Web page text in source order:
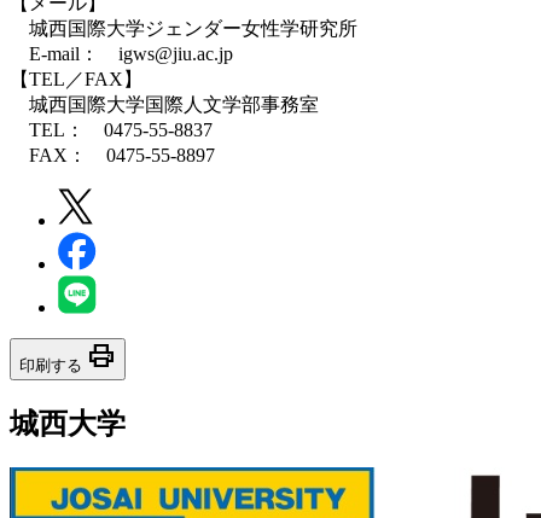
城西国際大学ジェンダー女性学研究所
E-mail： igws@jiu.ac.jp
【TEL／FAX】
城西国際大学国際人文学部事務室
TEL： 0475-55-8837
FAX： 0475-55-8897
印刷する print
城西大学